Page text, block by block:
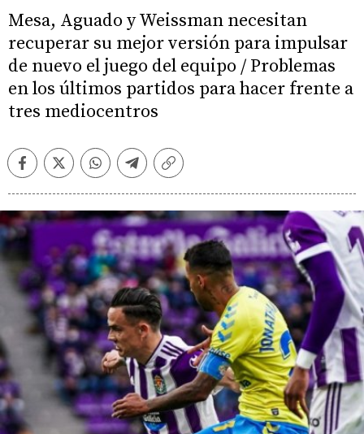
Mesa, Aguado y Weissman necesitan
recuperar su mejor versión para impulsar
de nuevo el juego del equipo / Problemas
en los últimos partidos para hacer frente a
tres mediocentros
FacebookTwitterWhatsappTelegramCopiar